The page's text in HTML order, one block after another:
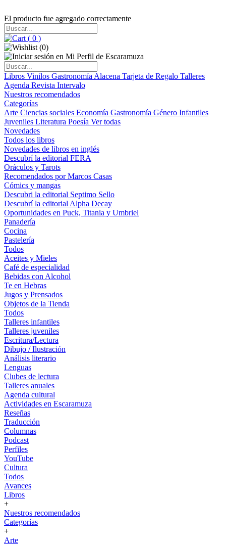
El producto fue agregado correctamente
( 0 )
(0)
Libros Vinilos Gastronomía Alacena Tarjeta de Regalo Talleres
Agenda Revista Intervalo
Nuestros recomendados
Categorías
Arte Ciencias sociales Economía Gastronomía Género Infantiles
Juveniles Literatura Poesía Ver todas
Novedades
Todos los libros
Novedades de libros en inglés
Descubrí la editorial FERA
Oráculos y Tarots
Recomendados por Marcos Casas
Cómics y mangas
Descubri la editorial Septimo Sello
Descubrí la editorial Alpha Decay
Oportunidades en Puck, Titania y Umbriel
Panadería
Cocina
Pastelería
Todos
Aceites y Mieles
Café de especialidad
Bebidas con Alcohol
Te en Hebras
Jugos y Prensados
Objetos de la Tienda
Todos
Talleres infantiles
Talleres juveniles
Escritura/Lectura
Dibujo / Ilustración
Análisis literario
Lenguas
Clubes de lectura
Talleres anuales
Agenda cultural
Actividades en Escaramuza
Reseñas
Traducción
Columnas
Podcast
Perfiles
YouTube
Cultura
Todos
Avances
Libros
+
Nuestros recomendados
Categorías
+
Arte